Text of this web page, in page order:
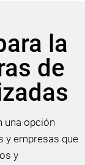
la
de
una opción
y empresas que
y